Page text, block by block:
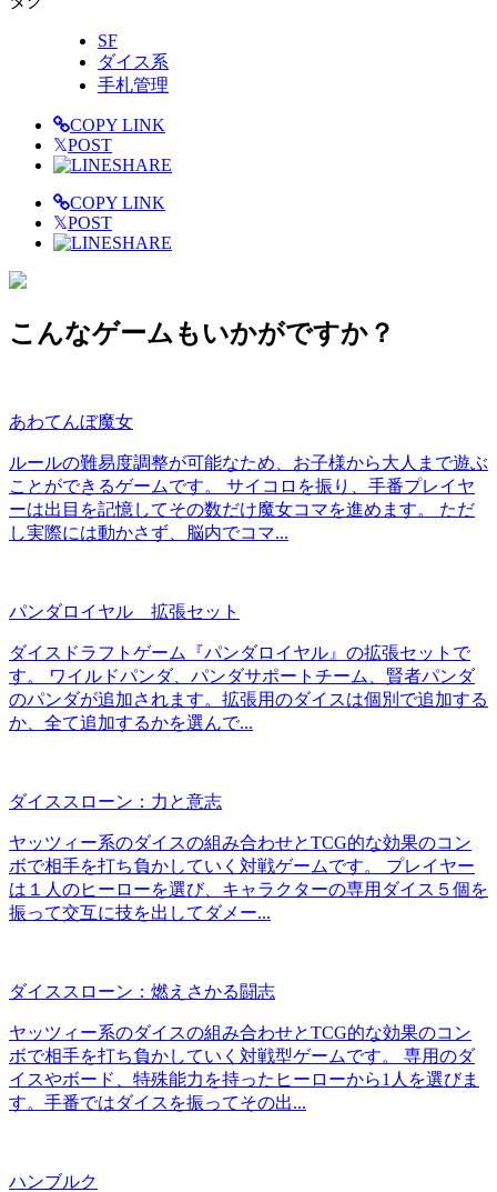
SF
ダイス系
手札管理
COPY LINK
𝕏POST
SHARE
COPY LINK
𝕏POST
SHARE
こんなゲームもいかがですか？
あわてんぼ魔女
ルールの難易度調整が可能なため、お子様から大人まで遊ぶ
ことができるゲームです。 サイコロを振り、手番プレイヤ
ーは出目を記憶してその数だけ魔女コマを進めます。 ただ
し実際には動かさず、脳内でコマ...
パンダロイヤル 拡張セット
ダイスドラフトゲーム『パンダロイヤル』の拡張セットで
す。 ワイルドパンダ、パンダサポートチーム、賢者パンダ
のパンダが追加されます。拡張用のダイスは個別で追加する
か、全て追加するかを選んで...
ダイススローン：力と意志
ヤッツィー系のダイスの組み合わせとTCG的な効果のコン
ボで相手を打ち負かしていく対戦ゲームです。 プレイヤー
は１人のヒーローを選び、キャラクターの専用ダイス５個を
振って交互に技を出してダメー...
ダイススローン：燃えさかる闘志
ヤッツィー系のダイスの組み合わせとTCG的な効果のコン
ボで相手を打ち負かしていく対戦型ゲームです。 専用のダ
イスやボード、特殊能力を持ったヒーローから1人を選びま
す。手番ではダイスを振ってその出...
ハンブルク